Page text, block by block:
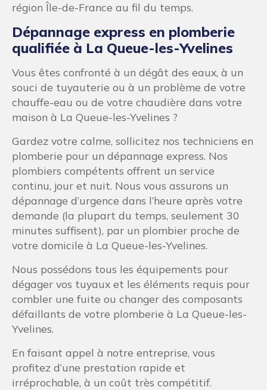
région Île-de-France au fil du temps.
Dépannage express en plomberie
qualifiée à La Queue-les-Yvelines
Vous êtes confronté à un dégât des eaux, à un
souci de tuyauterie ou à un problème de votre
chauffe-eau ou de votre chaudière dans votre
maison à La Queue-les-Yvelines ?
Gardez votre calme, sollicitez nos techniciens en
plomberie pour un dépannage express. Nos
plombiers compétents offrent un service
continu, jour et nuit. Nous vous assurons un
dépannage d’urgence dans l’heure après votre
demande (la plupart du temps, seulement 30
minutes suffisent), par un plombier proche de
votre domicile à La Queue-les-Yvelines.
Nous possédons tous les équipements pour
dégager vos tuyaux et les éléments requis pour
combler une fuite ou changer des composants
défaillants de votre plomberie à La Queue-les-
Yvelines.
En faisant appel à notre entreprise, vous
profitez d’une prestation rapide et
irréprochable, à un coût très compétitif.